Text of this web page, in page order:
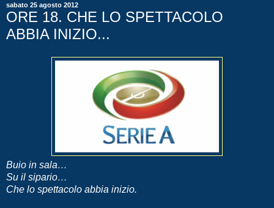
sabato 25 agosto 2012
ORE 18. CHE LO SPETTACOLO
ABBIA INIZIO...
Buio in sala…
Su il sipario…
Che lo spettacolo abbia inizio.